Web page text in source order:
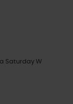
Saturday W